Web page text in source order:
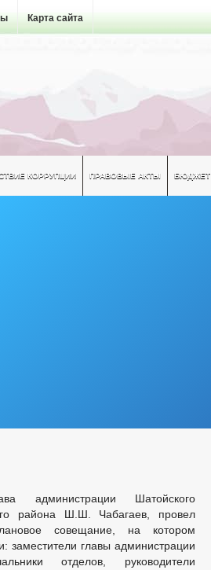
Карта сайта
КОРРУПЦИИ ПРАВОВЫЕ АКТЫ БЮДЖЕТ
администрации Шатойского
района Ш.Ш. Чабагаев, провел
совещание, на котором
заместители главы администрации
отделов, руководители